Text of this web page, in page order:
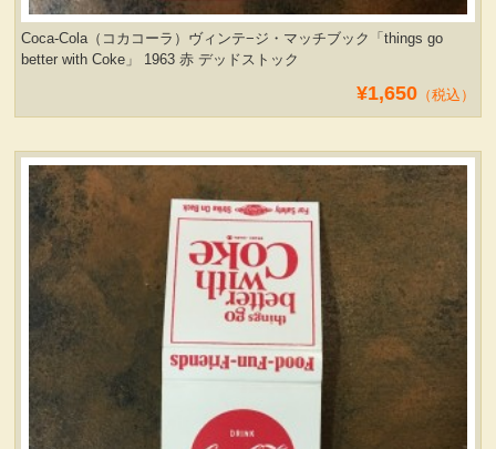
Coca-Cola（コカコーラ）ヴィンテ−ジ・マッチブック「things go
better with Coke」 1963 赤 デッドストック
¥1,650（税込）